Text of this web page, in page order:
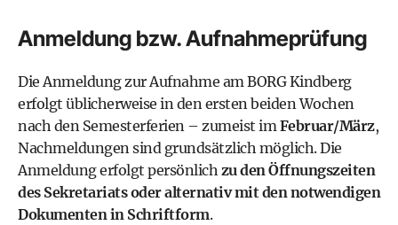
Anmeldung bzw. Aufnahmeprüfung
DieAnmeldung zur Aufnahme am BORG Kindberg
erfolgt üblicherweise in den ersten beiden Wochen
nach den Semesterferien – zumeist imFebruar/März,
Nachmeldungen sind grundsätzlich möglich. Die
Anmeldung erfolgt persönlich zu den Öffnungszeiten
des Sekretariats oder alternativ mit den notwendigen
Dokumenten in Schriftform.